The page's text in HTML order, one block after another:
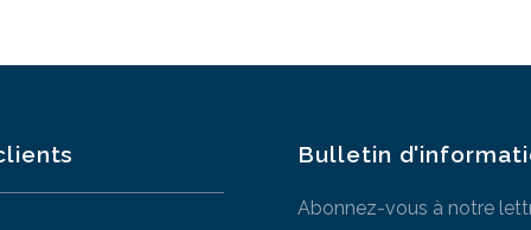
Bulletin
Abonnez-vous à notre